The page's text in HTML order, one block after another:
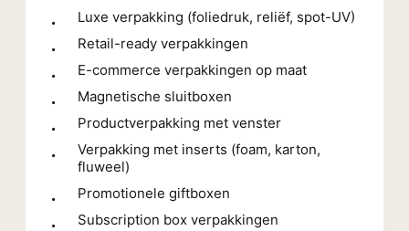
Luxe verpakking (foliedruk, reliëf, spot-UV)
Retail-ready verpakkingen
E-commerce verpakkingen op maat
Magnetische sluitboxen
Productverpakking met venster
Verpakking met inserts (foam, karton,
fluweel)
Promotionele giftboxen
Subscription box verpakkingen